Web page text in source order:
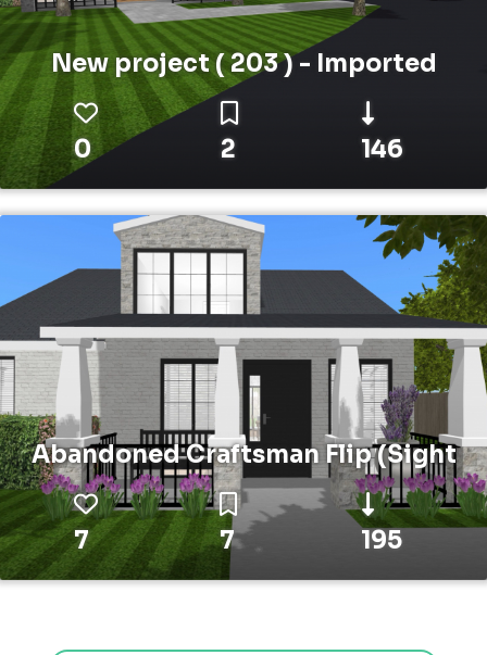
New project ( 203 ) - Imported
0 2 146
Abandoned Craftsman Flip (Sight
7 7 195